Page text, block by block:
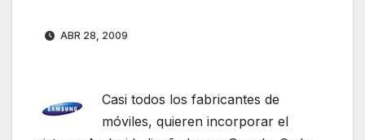
ABR 28, 2009
Casi todos los fabricantes de
móviles, quieren incorporar el